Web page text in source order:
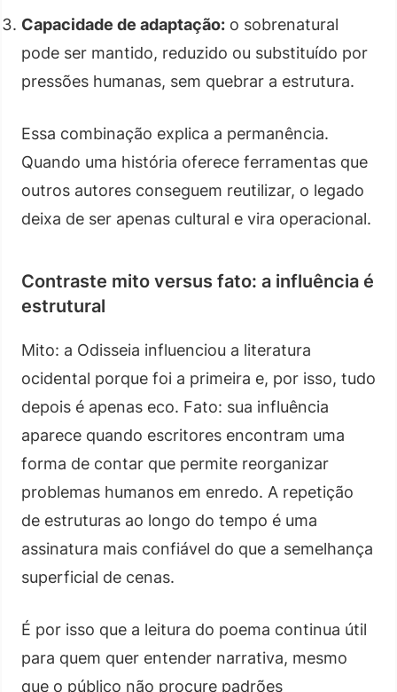
Capacidade de adaptação: o sobrenatural
pode ser mantido, reduzido ou substituído por
pressões humanas, sem quebrar a estrutura.
Essa combinação explica a permanência.
Quando uma história oferece ferramentas que
outros autores conseguem reutilizar, o legado
deixa de ser apenas cultural e vira operacional.
Contraste mito versus fato: a influência é
estrutural
Mito: a Odisseia influenciou a literatura
ocidental porque foi a primeira e, por isso, tudo
depois é apenas eco. Fato: sua influência
aparece quando escritores encontram uma
forma de contar que permite reorganizar
problemas humanos em enredo. A repetição
de estruturas ao longo do tempo é uma
assinatura mais confiável do que a semelhança
superficial de cenas.
É por isso que a leitura do poema continua útil
para quem quer entender narrativa, mesmo
que o público não procure padrões